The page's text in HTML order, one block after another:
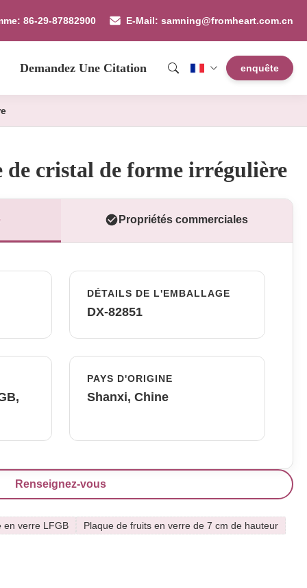
86-29-87882900 E-Mail: samning@fromheart.com.cn
Demandez Une Citation enquête
de cristal de forme irrégulière
Propriétés commerciales
DÉTAILS DE L'EMBALLAGE
DX-82851
PAYS D'ORIGINE
Shanxi, Chine
Renseignez-vous
en verre LFGB
Plaque de fruits en verre de 7 cm de hauteur